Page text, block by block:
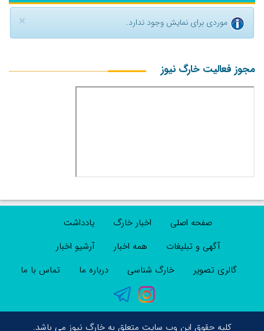
× موردی برای نمایش وجود ندارد.
مجوز فعالیت خارگ نیوز
صفحه اصلی اخبار خارگ
یادداشت
آگهی و تبلیغات
همه اخبار
آرشیو اخبار
گالری تصویر
خارگ شناسی درباره ما تماس با ما
کلیه حقوق این وب سایت متعلق به خارگ نیوز می باشد.